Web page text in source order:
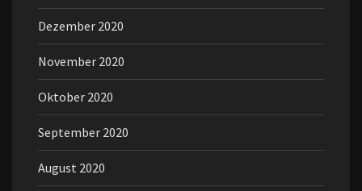
Dezember 2020
November 2020
Oktober 2020
September 2020
August 2020